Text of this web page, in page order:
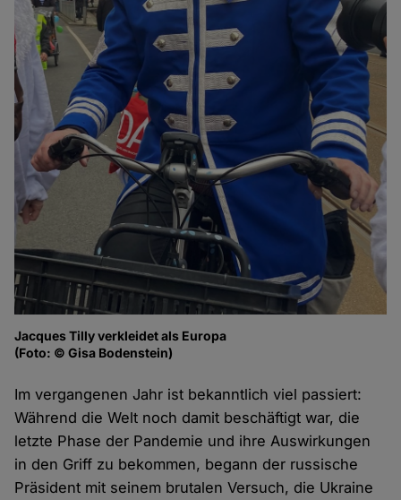
Jacques Tilly verkleidet als Europa
(Foto: © Gisa Bodenstein)
Im vergangenen Jahr ist bekanntlich viel passiert:
Während die Welt noch damit beschäftigt war, die
letzte Phase der Pandemie und ihre Auswirkungen
in den Griff zu bekommen, begann der russische
Präsident mit seinem brutalen Versuch, die Ukraine